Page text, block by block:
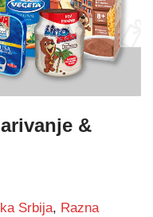
&
Srbija, Razna